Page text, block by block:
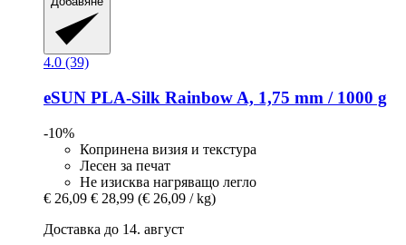
4.0 (39)
eSUN PLA-​Silk Rainbow A, 1,75 mm / 1000 g
-10%
Копринена визия и текстура
Лесен за печат
Не изисква нагряващо легло
€ 26,09 € 28,99 (€ 26,09 / kg)
Доставка до 14. август